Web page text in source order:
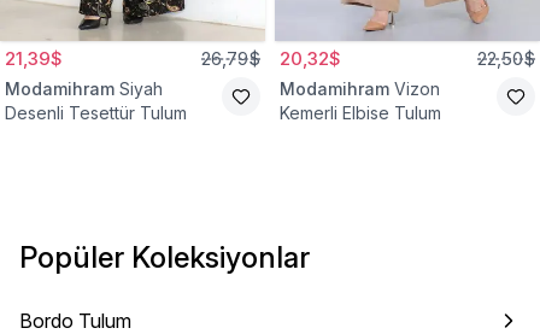
21,39$ 26,79$
Modamihram Siyah
Desenli Tesettür Tulum
20,32$ 22,50$
Modamihram Vizon
Kemerli Elbise Tulum
Popüler Koleksiyonlar
Bordo Tulum